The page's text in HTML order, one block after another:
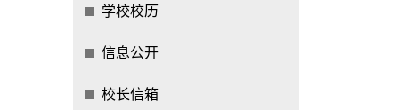
学校校历
信息公开
校长信箱